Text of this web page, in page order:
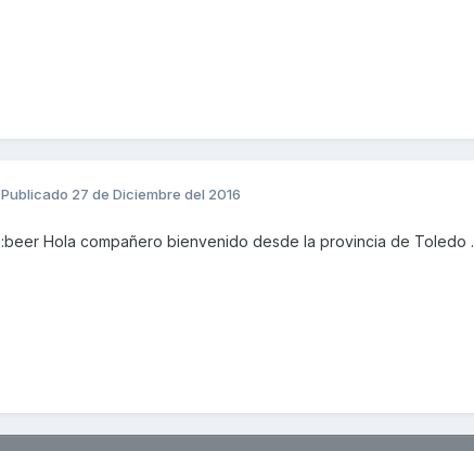
Publicado 27 de Diciembre del 2016
:beer Hola compañero bienvenido desde la provincia de Toledo .